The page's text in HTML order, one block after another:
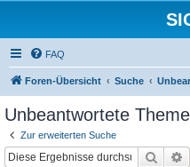
FAQ
Foren-Übersicht Suche
Unbeantwortete
Zur erweiterten Suche
Suche